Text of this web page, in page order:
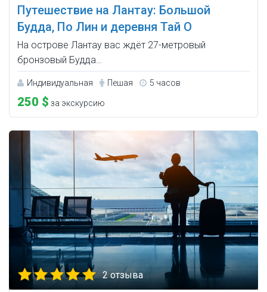
Путешествие на Лантау: Большой
Будда, По Лин и деревня Тай О
На острове Лантау вас ждёт 27-метровый
бронзовый Будда…
Индивидуальная Пешая 5 часов
250 $ за экскурсию
2 отзыва